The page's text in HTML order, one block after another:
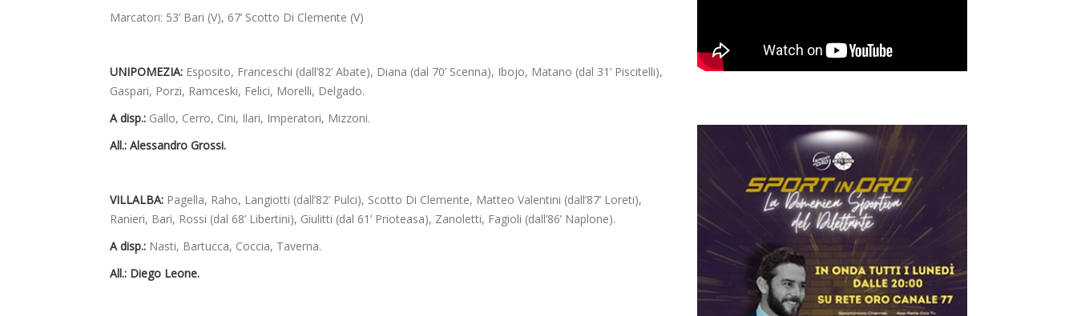
Marcatori: 53’ Bari (V), 67’ Scotto Di Clemente (V)
UNIPOMEZIA: Esposito, Franceschi (dall’82’ Abate), Diana (dal 70’ Scenna), Ibojo, Matano (dal 31’ Piscitelli),
Gaspari, Porzi, Ramceski, Felici, Morelli, Delgado.
A disp.: Gallo, Cerro, Cini, Ilari, Imperatori, Mizzoni.
All.: Alessandro Grossi.
VILLALBA: Pagella, Raho, Langiotti (dall’82’ Pulci), Scotto Di Clemente, Matteo Valentini (dall’87’ Loreti),
Ranieri, Bari, Rossi (dal 68’ Libertini), Giulitti (dal 61’ Prioteasa), Zanoletti, Fagioli (dall’86’ Naplone).
A disp.: Nasti, Bartucca, Coccia, Taverna.
All.: Diego Leone.